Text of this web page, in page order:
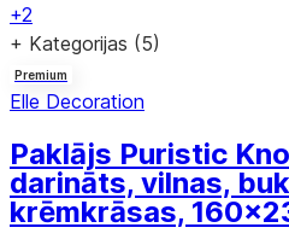
+2
+ Kategorijas (5)
Premium
Elle Decoration
Paklājs Puristic
darināts, vilnas,
krēmkrāsas,